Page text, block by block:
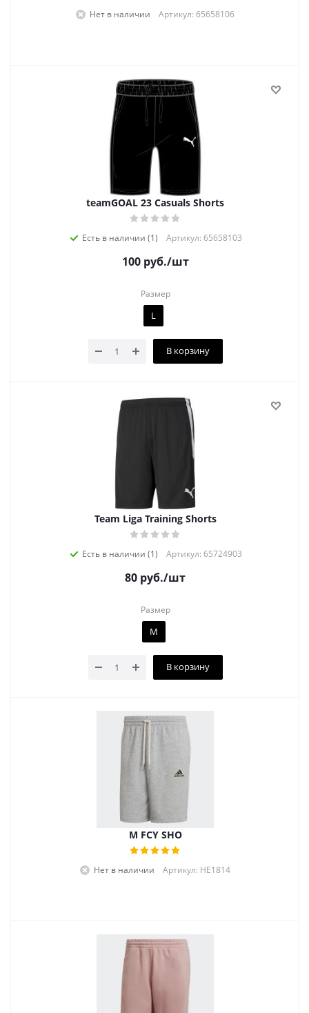
Нет в наличии Артикул: 65658106
teamGOAL 23 Casuals Shorts
Есть в наличии (1) Артикул: 65658103
100руб./шт
Размер
L
В корзину
Team Liga Training Shorts
Есть в наличии (1) Артикул: 65724903
80 руб./шт
Размер
M
В корзину
M FCY SHO
Нет в наличии Артикул: HE1814